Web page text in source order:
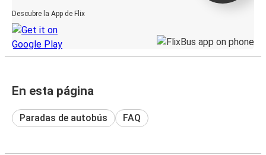
Descubre la App de Flix
En esta página
Paradas de autobús FAQ